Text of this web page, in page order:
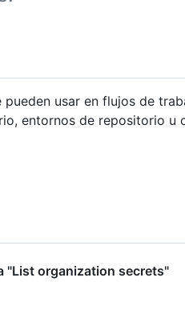
usar en flujos de
entornos de repositorio u
"List organization secrets"